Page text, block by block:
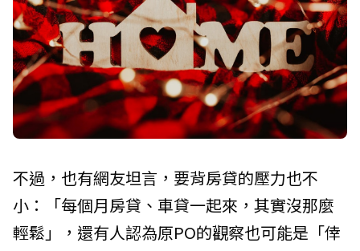
不過，也有網友坦言，要背房貸的壓力也不
小：「每個月房貸、車貸一起來，其實沒那麼
輕鬆」，還有人認為原PO的觀察也可能是「倖